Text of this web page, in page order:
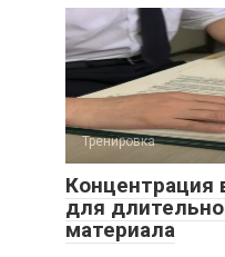
Тренировка
Концентрация
для
материала